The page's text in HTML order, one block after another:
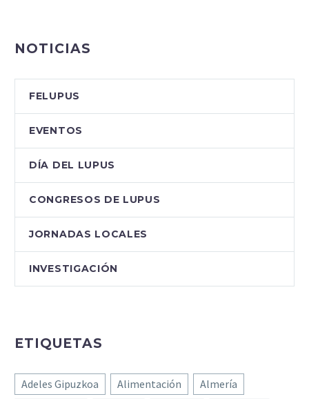
compañeras de la
Cantabria. ¿Qué quieres
enfermedades
las personas que padecen
alguna enfermedad
autoinmune, con…
NOTICIAS
FELUPUS
EVENTOS
DÍA DEL LUPUS
CONGRESOS DE LUPUS
JORNADAS LOCALES
INVESTIGACIÓN
ETIQUETAS
Adeles Gipuzkoa Alimentación
Almería